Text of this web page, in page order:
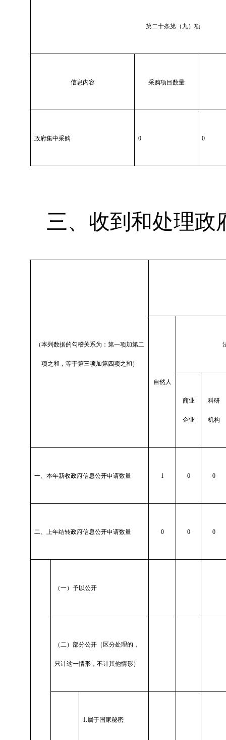
第二十条第（九）项
信息内容 采购项目数量
政府集中采购 0 0
三、收到和处理政
（本列数据的勾稽关系为：第一项加第二
项之和，等于第三项加第四项之和）
自然人
商业
企业
科研
机构
一、本年新收政府信息公开申请数量 1 0 0
二、上年结转政府信息公开申请数量 0 0 0
（一）予以公开
（二）部分公开（区分处理的，
只计这一情形，不计其他情形）
1.属于国家秘密